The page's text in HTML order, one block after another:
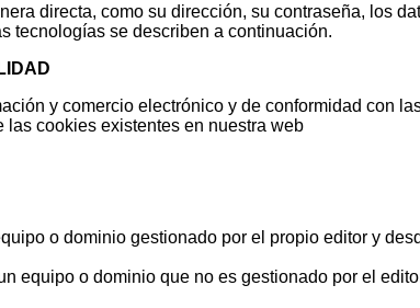
directa, como su dirección, su contraseña, los
tecnologías se describen a continuación.
y comercio electrónico y de conformidad con
cookies existentes en nuestra web
o dominio gestionado por el propio editor y
equipo o dominio que no es gestionado por el